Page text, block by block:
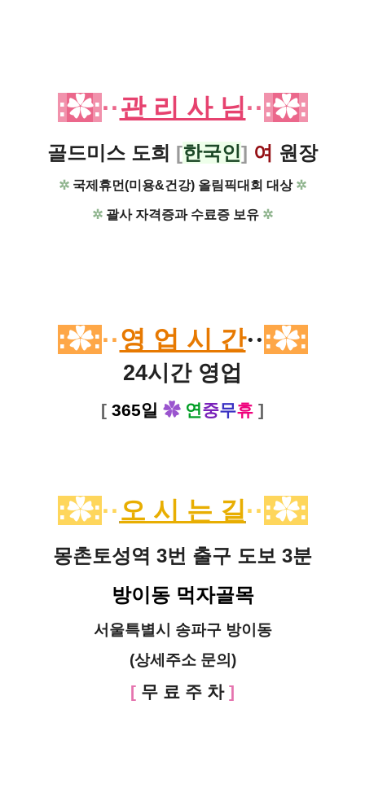
:✿:··관 리 사 님··:✿:
골드미스 도희 [한국인] 여 원장
✲ 국제휴먼(미용&건강) 올림픽대회 대상 ✲
✲ 괄사 자격증과 수료증 보유 ✲
:✿:··영 업 시 간··:✿:
24시간 영업
[ 365일 ✿ 연중무휴 ]
:✿:··오 시 는 길··:✿:
몽촌토성역 3번 출구 도보 3분
방이동 먹자골목
서울특별시 송파구 방이동
(상세주소 문의)
[ 무 료 주 차 ]